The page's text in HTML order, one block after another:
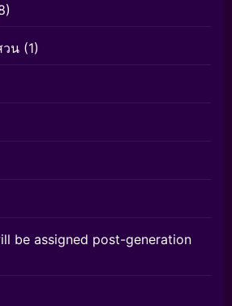
วน (1)
be assigned post-generation